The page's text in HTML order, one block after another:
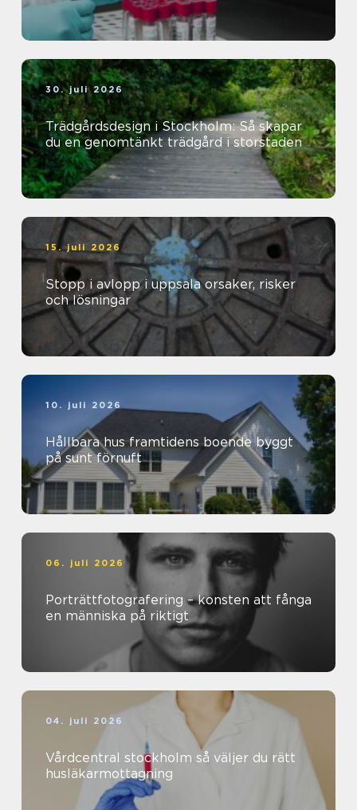
30. juli 2026
Trädgårdsdesign i Stockholm: Så skapar
du en genomtänkt trädgård i storstaden
15. juli 2026
Stopp i avlopp i uppsala orsaker, risker
och lösningar
10. juli 2026
Hållbara hus framtidens boende byggt
på sunt förnuft
06. juli 2026
Porträttfotografering – konsten att fånga
en människa på riktigt
04. juli 2026
Vårdcentral stockholm så väljer du rätt
husläkarmottagning